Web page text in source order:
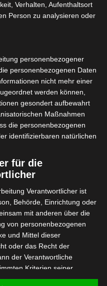
aus zwei Gründen
bekannt
der Avenir Sportif de
Sportgerichtshof
seines Abstiegs
gibt es den von der
gegen den Club
Antrag, den der
die Einleitung einer
gefordert, da sie der
der Erteilung seiner
behandelt wurde, was
Gleichbehandlung der
Nach Ansicht des
Stadt sollen sogar
auf die Gläubiger
sie Zahlungspläne
Verhalten, Aufenthaltsort
Person zu analysieren oder
personenbezogener
personenbezogenen Daten
nicht mehr einer
werden können,
gesondert aufbewahrt
Maßnahmen
die personenbezogenen
identifizierbaren natürlichen
für die
Verantwortlicher ist
Behörde, Einrichtung oder
mit anderen über die
von personenbezogenen
und Mittel dieser
oder das Recht der
der Verantwortliche
Kriterien seiner
oder dem Recht der